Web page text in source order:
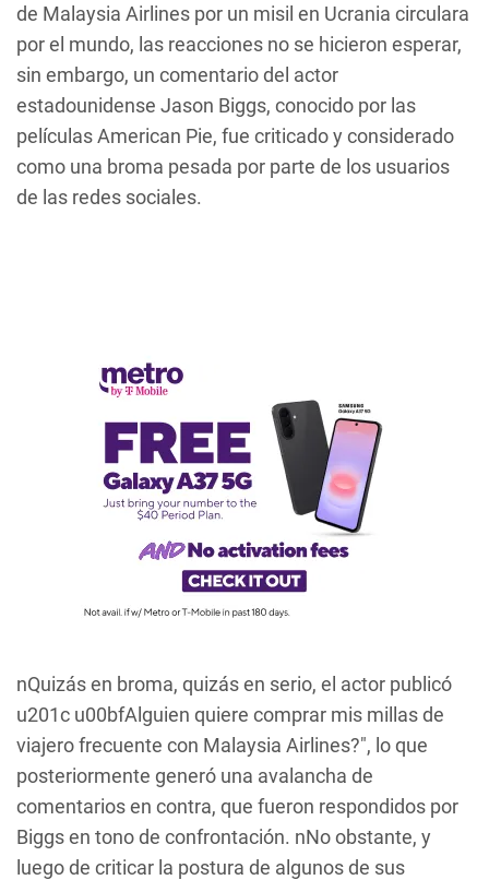
de Malaysia Airlines por un misil en Ucrania circulara
por el mundo, las reacciones no se hicieron esperar,
sin embargo, un comentario del actor
estadounidense Jason Biggs, conocido por las
películas American Pie, fue criticado y considerado
como una broma pesada por parte de los usuarios
de las redes sociales.
nQuizás en broma, quizás en serio, el actor publicó
u201c u00bfAlguien quiere comprar mis millas de
viajero frecuente con Malaysia Airlines?", lo que
posteriormente generó una avalancha de
comentarios en contra, que fueron respondidos por
Biggs en tono de confrontación. nNo obstante, y
luego de criticar la postura de algunos de sus